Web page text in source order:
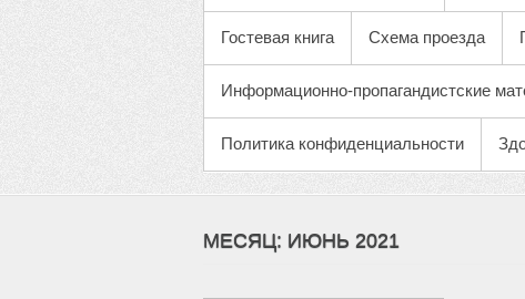
Гостевая книга Схема проезда
Информационно-пропагандистские
Политика конфиденциальности
МЕСЯЦ: ИЮНЬ 2021